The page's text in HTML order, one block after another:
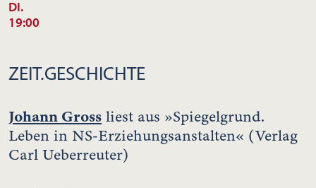
DI.
19:00
ZEIT.GESCHICHTE
Johann Gross liest aus »Spiegelgrund.
Leben in NS-Erziehungsanstalten« (Verlag
Carl Ueberreuter)